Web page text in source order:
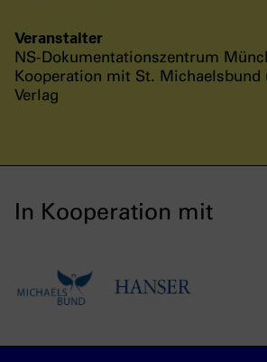
Veranstalter
NS-Dokumentationszentrum
Kooperation mit St. Michaelsbund
Verlag
In Kooperation mit